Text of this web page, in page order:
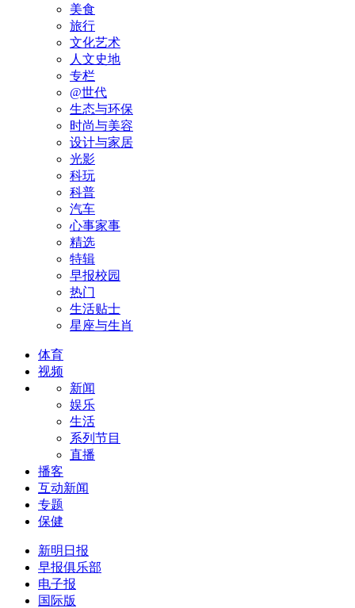
美食
旅行
文化艺术
人文史地
专栏
@世代
生态与环保
时尚与美容
设计与家居
光影
科玩
科普
汽车
心事家事
精选
特辑
早报校园
热门
生活贴士
星座与生肖
体育
视频
新闻
娱乐
生活
系列节目
直播
播客
互动新闻
专题
保健
新明日报
早报俱乐部
电子报
国际版